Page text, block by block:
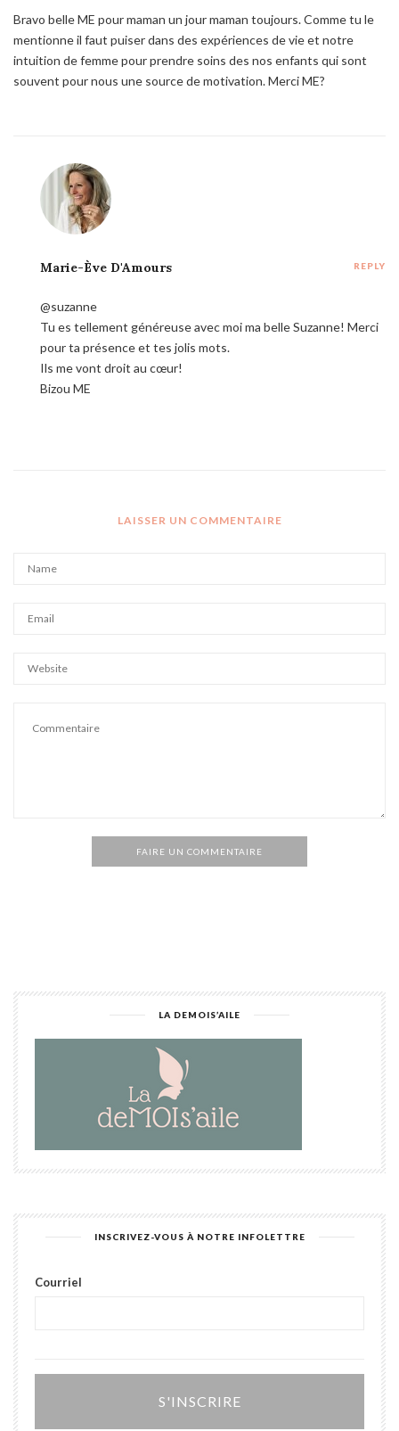
Bravo belle ME pour maman un jour maman toujours. Comme tu le
mentionne il faut puiser dans des expériences de vie et notre
intuition de femme pour prendre soins des nos enfants qui sont
souvent pour nous une source de motivation. Merci ME?
Marie-Ève D'Amours REPLY
@suzanne
Tu es tellement généreuse avec moi ma belle Suzanne! Merci
pour ta présence et tes jolis mots.
Ils me vont droit au cœur!
Bizou ME
LAISSER UN COMMENTAIRE
FAIRE UN COMMENTAIRE
LA DEMOIS’AILE
INSCRIVEZ-VOUS À NOTRE INFOLETTRE
Courriel